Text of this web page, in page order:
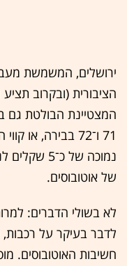
ירושלים, המשמשת
הציבורית (ובקרוב
המצטיינת הבולטת גם
71 ו־72 בבירה,
נמוכה של
של אוטובוסים.
לא בשולי הדברים:
לדבר בעיקר על
חשיבות האוטובוסים.